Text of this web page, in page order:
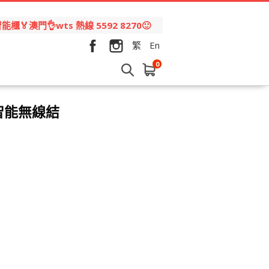
能櫃🏅澳門👌wts 熱線 5592 8270🙂
繁
En
0
無線結